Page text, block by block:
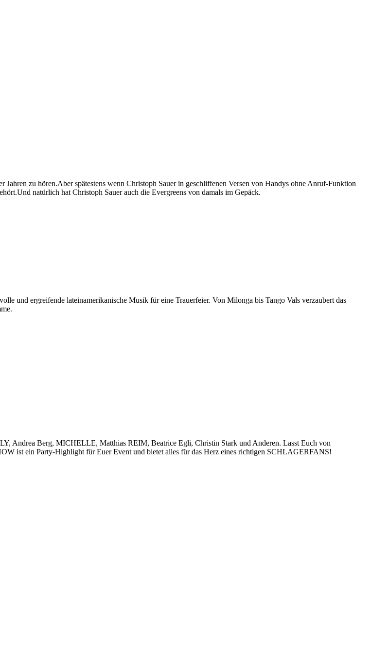
zu hören.Aber spätestens wenn Christoph Sauer in geschliffenen Versen von Handys ohne Anruf-Funktion
natürlich hat Christoph Sauer auch die Evergreens von damals im Gepäck.
und ergreifende lateinamerikanische Musik für eine Trauerfeier. Von Milonga bis Tango Vals verzaubert das
Andrea Berg, MICHELLE, Matthias REIM, Beatrice Egli, Christin Stark und Anderen. Lasst Euch von
ist ein Party-Highlight für Euer Event und bietet alles für das Herz eines richtigen SCHLAGERFANS!